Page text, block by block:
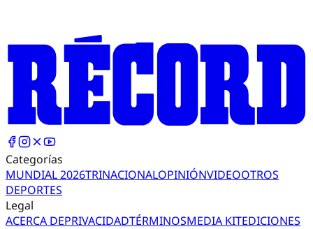
Categorías
MUNDIAL 2026TRINACIONALOPINIÓNVIDEOOTROS
DEPORTES
Legal
ACERCA DEPRIVACIDADTÉRMINOSMEDIA KITEDICIONES